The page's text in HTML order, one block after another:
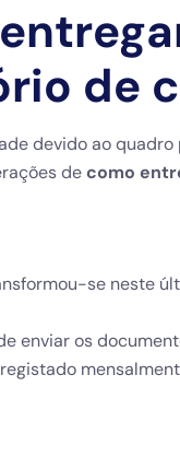
de
devido ao
de como
se neste
enviar os